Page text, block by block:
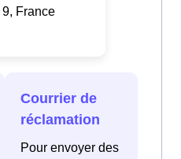
France
Courrier de
réclamation
Pour envoyer des